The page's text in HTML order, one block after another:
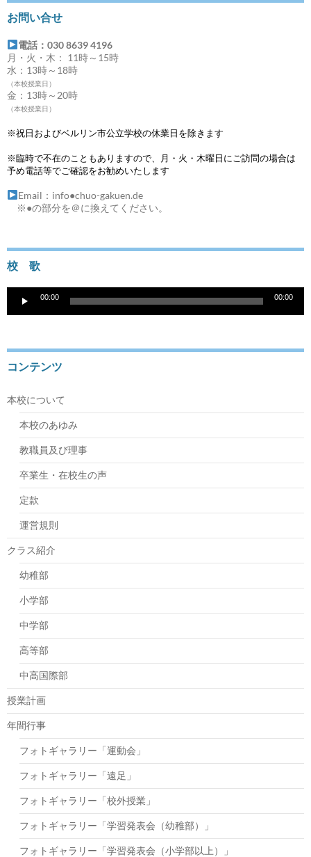
お問い合せ
電話：030 8639 4196
月・火・木： 11時～15時
水：13時～18時
（本校授業日）
金：13時～20時
（本校授業日）
※祝日およびベルリン市公立学校の休業日を除きます
※臨時で不在のこともありますので、月・火・木曜日にご訪問の場合は
予め電話等でご確認をお勧めいたします
Email：info●chuo-gakuen.de
※●の部分を＠に換えてください。
校 歌
プ
ヤ
ー
00:00 00:00
コンテンツ
本校について
本校のあゆみ
教職員及び理事
卒業生・在校生の声
定款
運営規則
クラス紹介
幼稚部
小学部
中学部
高等部
中高国際部
授業計画
年間行事
フォトギャラリー「運動会」
フォトギャラリー「遠足」
フォトギャラリー「校外授業」
フォトギャラリー「学習発表会（幼稚部）」
フォトギャラリー「学習発表会（小学部以上）」